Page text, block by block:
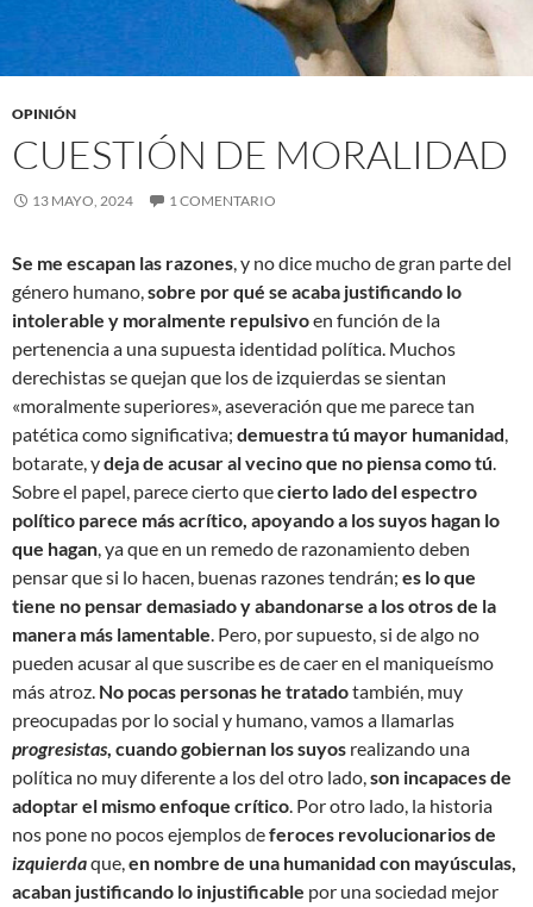
OPINIÓN
CUESTIÓN DE MORALIDAD
13 MAYO, 2024 1 COMENTARIO
Se me escapan las razones, y no dice mucho de gran parte del
género humano,sobre por qué se acaba justificando lo
intolerable y moralmente repulsivoen función de la
pertenencia a una supuesta identidad política. Muchos
derechistas se quejan que los de izquierdas se sientan
«moralmente superiores», aseveración que me parece tan
patética como significativa; demuestra tú mayor humanidad,
botarate, ydeja de acusar al vecino que no piensa como tú.
Sobre el papel, parece cierto quecierto lado del espectro
político parece más acrítico, apoyando a los suyos hagan lo
que hagan, ya que en un remedo de razonamiento deben
pensar que si lo hacen, buenas razones tendrán; es lo que
tiene no pensar demasiado y abandonarse a los otros de la
manera más lamentable. Pero, por supuesto, si de algo no
pueden acusar al que suscribe es de caer en el maniqueísmo
más atroz. No pocas personas he tratadotambién, muy
preocupadas por lo social y humano, vamos a llamarlas
progresistas, cuando gobiernan los suyos realizando una
política no muy diferente a los del otro lado,son incapaces de
adoptar el mismo enfoque crítico. Por otro lado, la historia
nos pone no pocos ejemplos deferoces revolucionarios de
izquierdaque,en nombre de una humanidad con mayúsculas,
acaban justificando lo injustificable por una sociedad mejor